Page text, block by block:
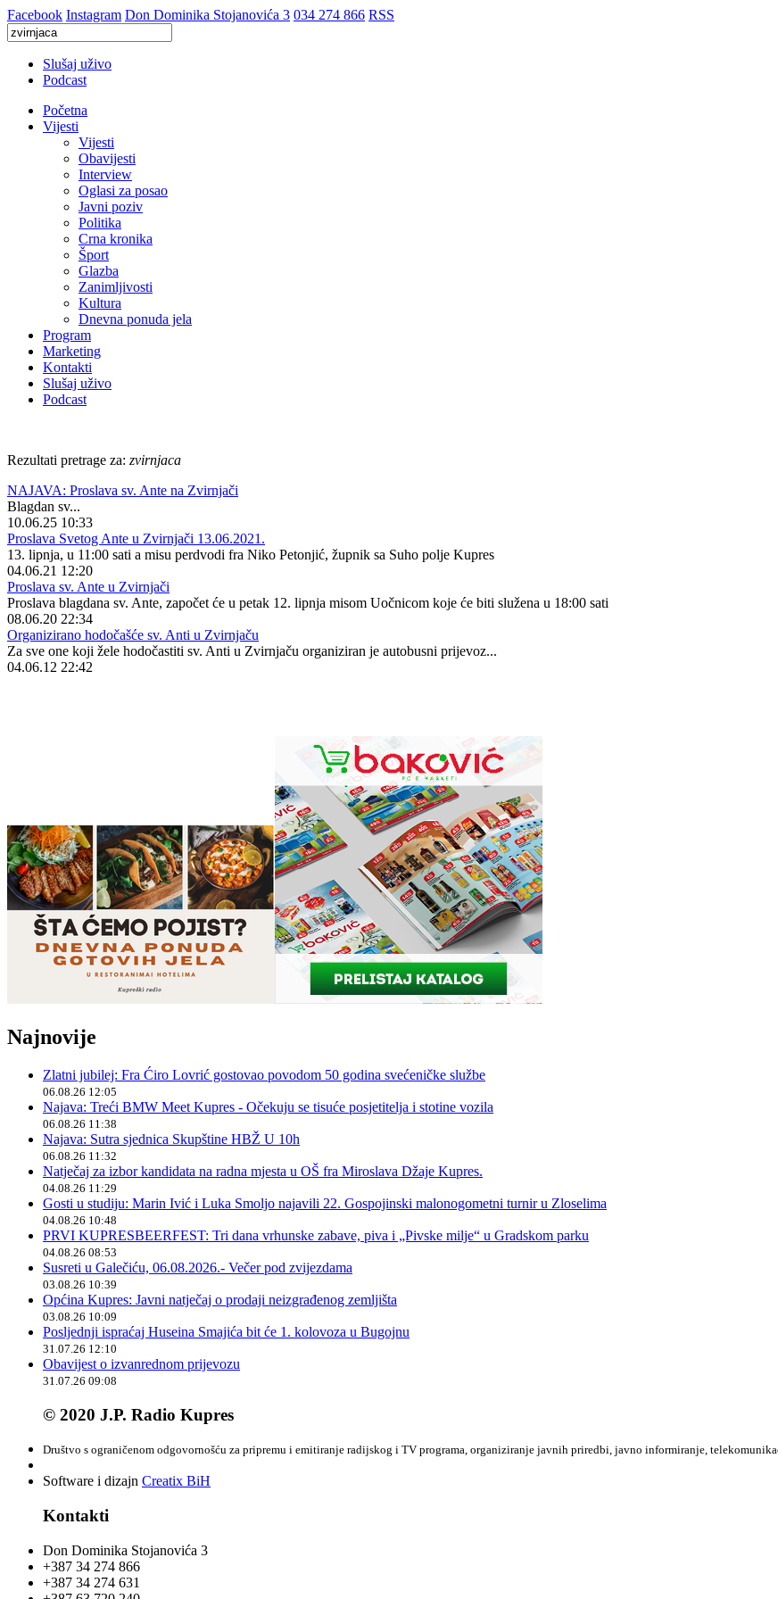
Facebook Instagram Don Dominika Stojanovića 3 034 274 866 RSS
Slušaj uživo
Podcast
Početna
Vijesti
Vijesti
Obavijesti
Interview
Oglasi za posao
Javni poziv
Politika
Crna kronika
Šport
Glazba
Zanimljivosti
Kultura
Dnevna ponuda jela
Program
Marketing
Kontakti
Slušaj uživo
Podcast
Rezultati pretrage za: zvirnjaca
NAJAVA: Proslava sv. Ante na Zvirnjači
Blagdan sv...
10.06.25 10:33
Proslava Svetog Ante u Zvirnjači 13.06.2021.
13. lipnja, u 11:00 sati a misu perdvodi fra Niko Petonjić, župnik sa Suho polje Kupres
04.06.21 12:20
Proslava sv. Ante u Zvirnjači
Proslava blagdana sv. Ante, započet će u petak 12. lipnja misom Uočnicom koje će biti služena u 18:00 sati
08.06.20 22:34
Organizirano hodočašće sv. Anti u Zvirnjaču
Za sve one koji žele hodočastiti sv. Anti u Zvirnjaču organiziran je autobusni prijevoz...
04.06.12 22:42
Najnovije
Zlatni jubilej: Fra Ćiro Lovrić gostovao povodom 50 godina svećeničke službe
06.08.26 12:05
Najava: Treći BMW Meet Kupres - Očekuju se tisuće posjetitelja i stotine vozila
06.08.26 11:38
Najava: Sutra sjednica Skupštine HBŽ U 10h
06.08.26 11:32
Natječaj za izbor kandidata na radna mjesta u OŠ fra Miroslava Džaje Kupres.
04.08.26 11:29
Gosti u studiju: Marin Ivić i Luka Smoljo najavili 22. Gospojinski malonogometni turnir u Zloselima
04.08.26 10:48
PRVI KUPRESBEERFEST: Tri dana vrhunske zabave, piva i „Pivske milje“ u Gradskom parku
04.08.26 08:53
Susreti u Galečiću, 06.08.2026.- Večer pod zvijezdama
03.08.26 10:39
Općina Kupres: Javni natječaj o prodaji neizgrađenog zemljišta
03.08.26 10:09
Posljednji ispraćaj Huseina Smajića bit će 1. kolovoza u Bugojnu
31.07.26 12:10
Obavijest o izvanrednom prijevozu
31.07.26 09:08
© 2020 J.P. Radio Kupres
Društvo s ograničenom odgovornošću za pripremu i emitiranje radijskog i TV programa, organiziranje javnih priredbi, javno informiranje,
Software i dizajn Creatix BiH
Kontakti
Don Dominika Stojanovića 3
+387 34 274 866
+387 34 274 631